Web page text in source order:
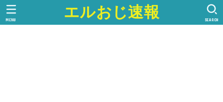
エルおじ速報 SEARCH
MENU